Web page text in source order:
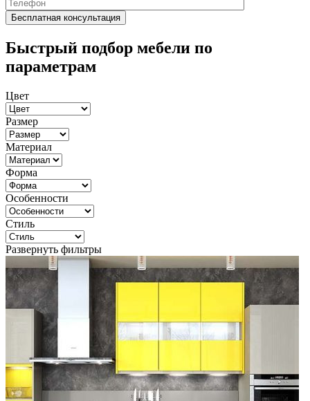
Быстрый подбор мебели по
параметрам
Цвет
Размер
Материал
Форма
Особенности
Стиль
Развернуть фильтры